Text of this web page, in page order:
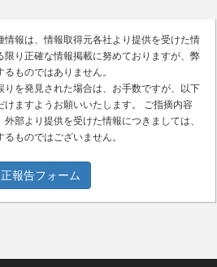
情報は、情報取得元各社より提供を受けた情
限り正確な情報掲載に努めておりますが、弊
ものではありません。
りを発見された場合は、お手数ですが、以下
けますようお願いいたします。 ご指摘内容
部より提供を受けた情報につきましては、
ものではございません。
報告フォーム